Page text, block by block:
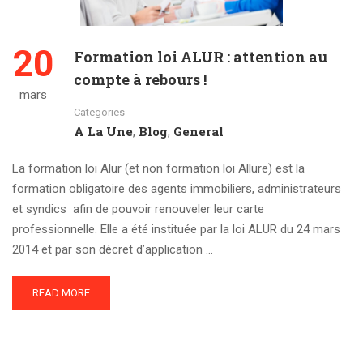
20
mars
Formation loi ALUR : attention au
compte à rebours !
Categories
A La Une, Blog, General
La formation loi Alur (et non formation loi Allure) est la
formation obligatoire des agents immobiliers, administrateurs
et syndics afin de pouvoir renouveler leur carte
professionnelle. Elle a été instituée par la loi ALUR du 24 mars
2014 et par son décret d’application …
READ MORE